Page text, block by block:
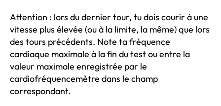
Attention : lors du dernier tour, tu dois courir à une
vitesse plus élevée (ou à la limite, la même) que lors
des tours précédents. Note ta fréquence
cardiaque maximale à la fin du test ou entre la
valeur maximale enregistrée par le
cardiofréquencemètre dans le champ
correspondant.